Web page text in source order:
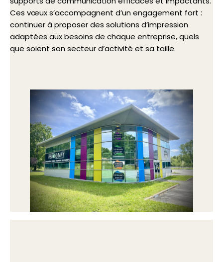
Ces vœux s’accompagnent d’un engagement fort :
continuer à proposer des solutions d’impression
adaptées aux besoins de chaque entreprise, quels
que soient son secteur d’activité et sa taille.